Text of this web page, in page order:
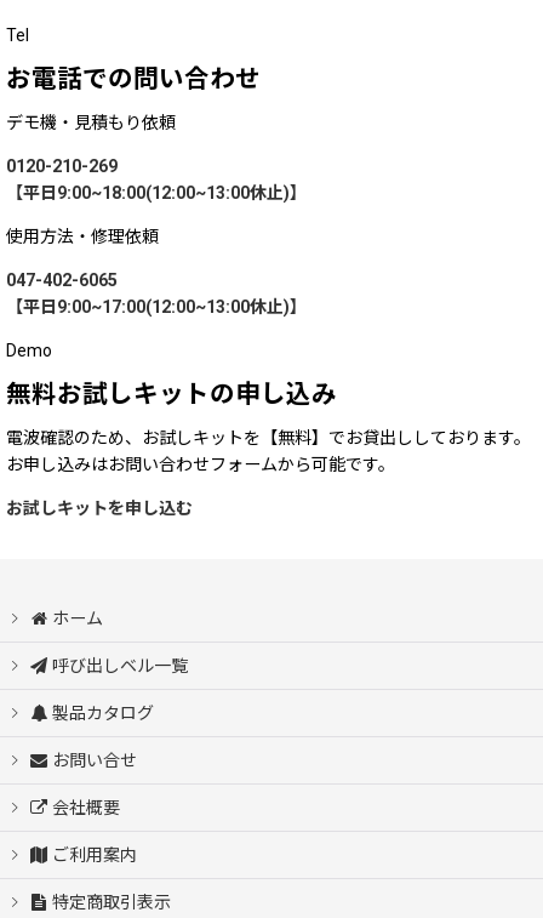
Tel
お電話での問い合わせ
デモ機・見積もり依頼
0120-210-269
【平日9:00~18:00(12:00~13:00休止)】
使用方法・修理依頼
047-402-6065
【平日9:00~17:00(12:00~13:00休止)】
Demo
無料お試しキットの申し込み
電波確認のため、お試しキットを【無料】でお貸出ししております。
お申し込みはお問い合わせフォームから可能です。
お試しキットを申し込む
ホーム
呼び出しベル一覧
製品カタログ
お問い合せ
会社概要
ご利用案内
特定商取引表示